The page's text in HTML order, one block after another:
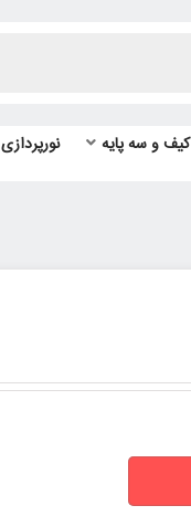
کیف و سه پایه نورپردازی